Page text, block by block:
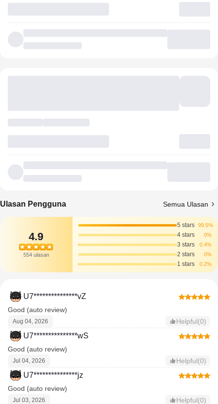
Ulasan Pengguna Semua Ulasan
4.9
554 ulasan
5 stars 99.5%
4 stars 0%
3 stars 0.4%
2 stars 0%
1 stars 0.2%
U7***************vZ
Good (auto review)
Aug 04, 2026 Helpful(0)
U7***************wS
Good (auto review)
Jul 04, 2026 Helpful(0)
U7***************jz
Good (auto review)
Jul 03, 2026 Helpful(0)